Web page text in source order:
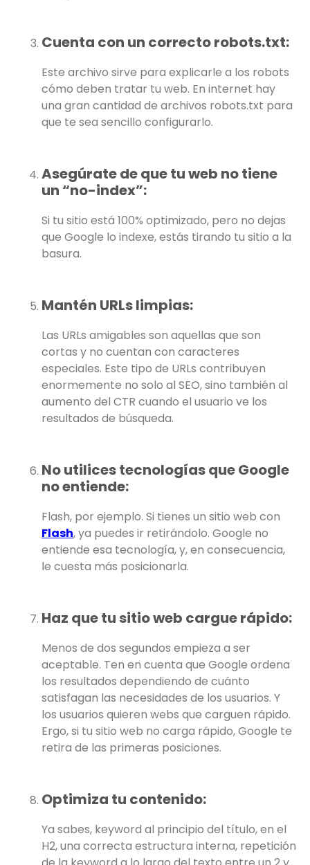
Cuenta con un correcto robots.txt:
Este archivo sirve para explicarle a los robots
cómo deben tratar tu web. En internet hay
una gran cantidad de archivos robots.txt para
que te sea sencillo configurarlo.
Asegúrate de que tu web no tiene
un “no-index”:
Si tu sitio está 100% optimizado, pero no dejas
que Google lo indexe, estás tirando tu sitio a la
basura.
Mantén URLs limpias:
Las URLs amigables son aquellas que son
cortas y no cuentan con caracteres
especiales. Este tipo de URLs contribuyen
enormemente no solo al SEO, sino también al
aumento del CTR cuando el usuario ve los
resultados de búsqueda.
No utilices tecnologías que Google
no entiende:
Flash, por ejemplo. Si tienes un sitio web con
Flash, ya puedes ir retirándolo. Google no
entiende esa tecnología, y, en consecuencia,
le cuesta más posicionarla.
Haz que tu sitio web cargue rápido:
Menos de dos segundos empieza a ser
aceptable. Ten en cuenta que Google ordena
los resultados dependiendo de cuánto
satisfagan las necesidades de los usuarios. Y
los usuarios quieren webs que carguen rápido.
Ergo, si tu sitio web no carga rápido, Google te
retira de las primeras posiciones.
Optimiza tu contenido:
Ya sabes, keyword al principio del título, en el
H2, una correcta estructura interna, repetición